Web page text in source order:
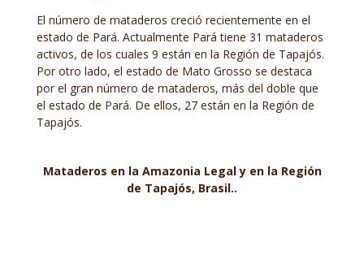
El número de mataderos creció recientemente en el
estado de Pará. Actualmente Pará tiene 31 mataderos
activos, de los cuales 9 están en la Región de Tapajós.
Por otro lado, el estado de Mato Grosso se destaca
por el gran número de mataderos, más del doble que
el estado de Pará. De ellos, 27 están en la Región de
Tapajós.
Mataderos en la Amazonia Legal y en la Región
de Tapajós, Brasil..